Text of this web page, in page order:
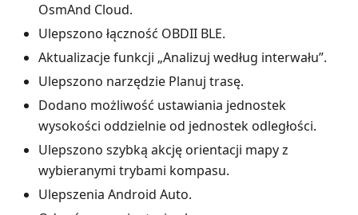
OsmAnd Cloud.
Ulepszono łączność OBDII BLE.
Aktualizacje funkcji „Analizuj według interwału”.
Ulepszono narzędzie Planuj trasę.
Dodano możliwość ustawiania jednostek
wysokości oddzielnie od jednostek odległości.
Ulepszono szybką akcję orientacji mapy z
wybieranymi trybami kompasu.
Ulepszenia Android Auto.